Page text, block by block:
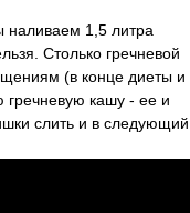
наливаем 1,5 литра
Столько гречневой
(в конце диеты и
гречневую кашу - ее и
слить и в следующий